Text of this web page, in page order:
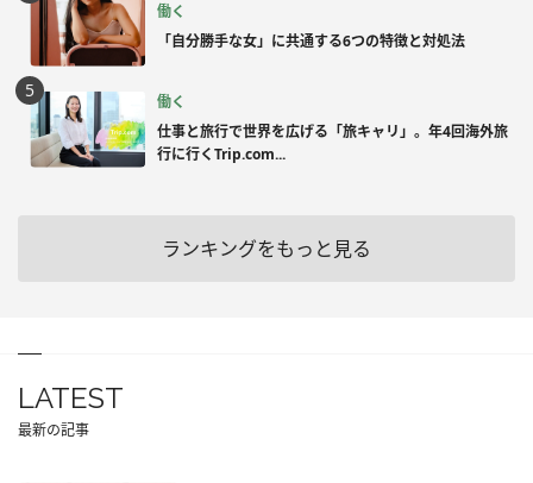
働く
「自分勝手な女」に共通する6つの特徴と対処法
働く
仕事と旅行で世界を広げる「旅キャリ」。年4回海外旅
行に行くTrip.com...
ランキングをもっと見る
LATEST
最新の記事